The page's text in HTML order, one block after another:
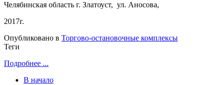
Челябинская область г. Златоуст, ул. Аносова,
2017г.
Опубликовано в Торгово-остановочные комплексы
Теги
Подробнее ...
В начало